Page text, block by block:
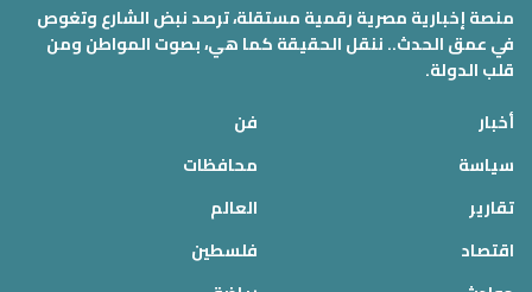
منصة إخبارية مصرية رقمية مستقلة، ترصد نبض الشارع وتغوص
في عمق الحدث.. ننقل الحقيقة كما هي، بصوت المواطن ومن
قلب الدولة.
أخبار
سياسة
تقارير
اقتصاد
فن
محافظات
العالم
فلسطين